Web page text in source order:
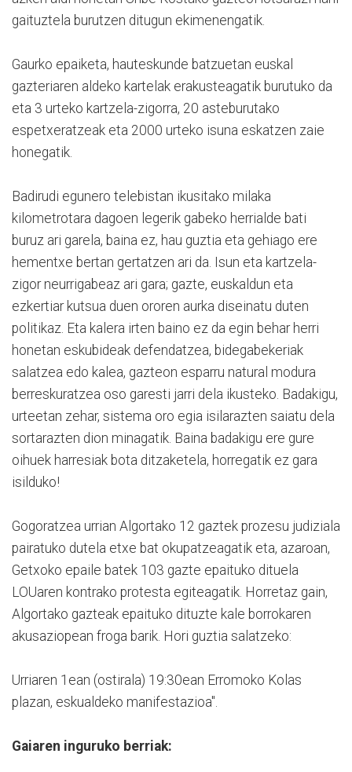
gaituztela burutzen ditugun ekimenengatik.
Gaurko epaiketa, hauteskunde batzuetan euskal
gazteriaren aldeko kartelak erakusteagatik burutuko da
eta 3 urteko kartzela-zigorra, 20 asteburutako
espetxeratzeak eta 2000 urteko isuna eskatzen zaie
honegatik.
Badirudi egunero telebistan ikusitako milaka
kilometrotara dagoen legerik gabeko herrialde bati
buruz ari garela, baina ez, hau guztia eta gehiago ere
hementxe bertan gertatzen ari da. Isun eta kartzela-
zigor neurrigabeaz ari gara; gazte, euskaldun eta
ezkertiar kutsua duen ororen aurka diseinatu duten
politikaz. Eta kalera irten baino ez da egin behar herri
honetan eskubideak defendatzea, bidegabekeriak
salatzea edo kalea, gazteon esparru natural modura
berreskuratzea oso garesti jarri dela ikusteko. Badakigu,
urteetan zehar, sistema oro egia isilarazten saiatu dela
sortarazten dion minagatik. Baina badakigu ere gure
oihuek harresiak bota ditzaketela, horregatik ez gara
isilduko!
Gogoratzea urrian Algortako 12 gaztek prozesu judiziala
pairatuko dutela etxe bat okupatzeagatik eta, azaroan,
Getxoko epaile batek 103 gazte epaituko dituela
LOUaren kontrako protesta egiteagatik. Horretaz gain,
Algortako gazteak epaituko dituzte kale borrokaren
akusaziopean froga barik. Hori guztia salatzeko:
Urriaren 1ean (ostirala) 19:30ean Erromoko Kolas
plazan, eskualdeko manifestazioa".
Gaiaren inguruko berriak: